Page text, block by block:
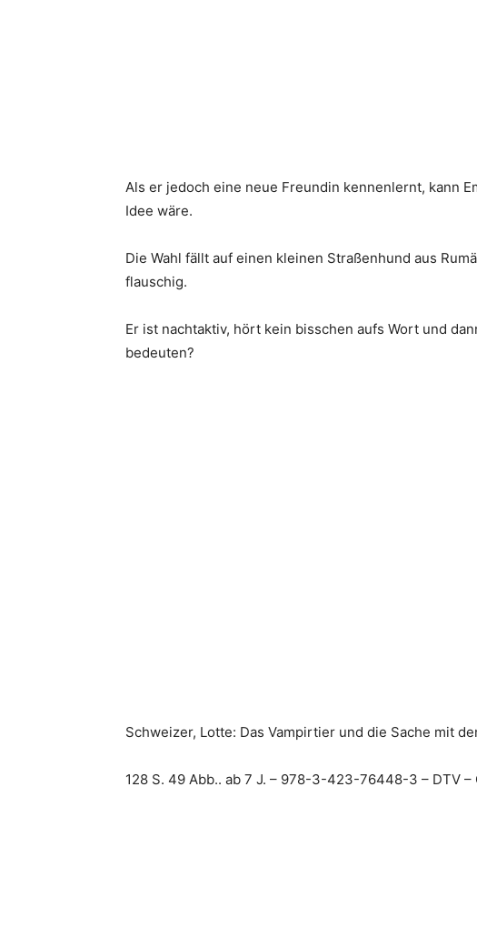
Als er jedoch eine neue Freundin kennenlernt, kann
Idee wäre.
Die Wahl fällt auf einen kleinen Straßenhund aus
flauschig.
Er ist nachtaktiv, hört kein bisschen aufs Wort und
bedeuten?
Schweizer, Lotte: Das Vampirtier und die Sache mit
128 S. 49 Abb.. ab 7 J. – 978-3-423-76448-3 – DTV –